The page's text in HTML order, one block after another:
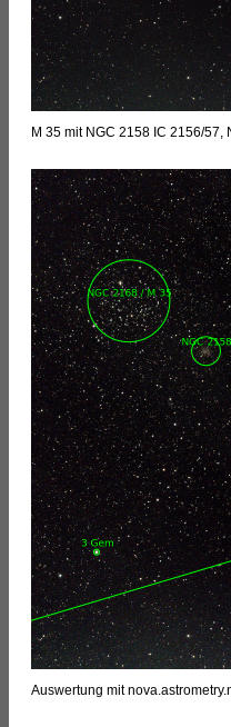
M 35 mit NGC 2158 IC 2156/57,
Auswertung mit